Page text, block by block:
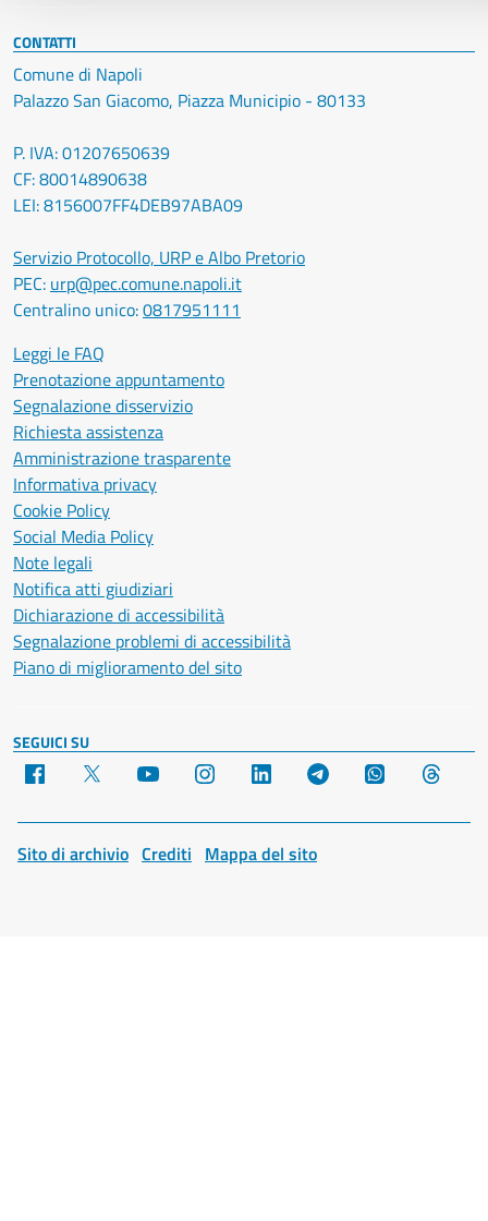
CONTATTI
Comune di Napoli
Palazzo San Giacomo, Piazza Municipio - 80133
P. IVA: 01207650639
CF: 80014890638
LEI: 8156007FF4DEB97ABA09
Servizio Protocollo, URP e Albo Pretorio
PEC: urp@pec.comune.napoli.it
Centralino unico:0817951111
Leggi le FAQ
Prenotazione appuntamento
Segnalazione disservizio
Richiesta assistenza
Amministrazione trasparente
Informativa privacy
Cookie Policy
Social Media Policy
Note legali
Notifica atti giudiziari
Dichiarazione di accessibilità
Segnalazione problemi di accessibilità
Piano di miglioramento del sito
SEGUICI SU
Facebook YouTube Instagram LinkedIn Telegram WhatsApp
Sito di archivio Crediti Mappa del sito